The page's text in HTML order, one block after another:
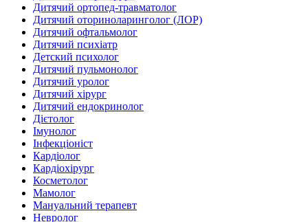
Дитячий ортопед-травматолог
Дитячий оториноларинголог (ЛОР)
Дитячий офтальмолог
Дитячий психіатр
Детский психолог
Дитячий пульмонолог
Дитячий уролог
Дитячий хірург
Дитячий ендокринолог
Дієтолог
Імунолог
Інфекціоніст
Кардіолог
Кардіохірург
Косметолог
Мамолог
Мануальний терапевт
Невролог